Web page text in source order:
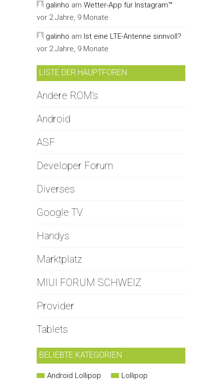
galinho am Wetter-App für Instagram™
vor 2 Jahre, 9 Monate
galinho am Ist eine LTE-Antenne sinnvoll?
vor 2 Jahre, 9 Monate
LISTE DER HAUPTFOREN
Andere ROM's
Android
ASF
Developer Forum
Diverses
Google TV
Handys
Marktplatz
MIUI FORUM SCHWEIZ
Provider
Tablets
BELIEBTE KATEGORIEN
Android Lollipop
Lollipop